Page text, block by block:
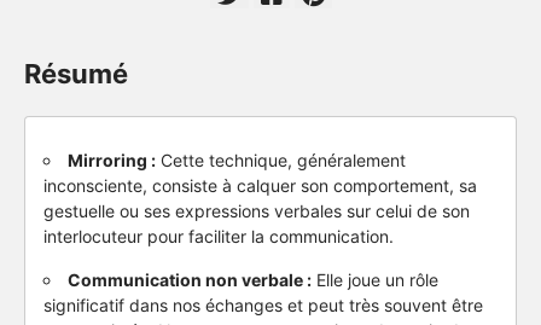
Résumé
Mirroring : Cette technique, généralement
inconsciente, consiste à calquer son comportement, sa
gestuelle ou ses expressions verbales sur celui de son
interlocuteur pour faciliter la communication.
Communication non verbale : Elle joue un rôle
significatif dans nos échanges et peut très souvent être